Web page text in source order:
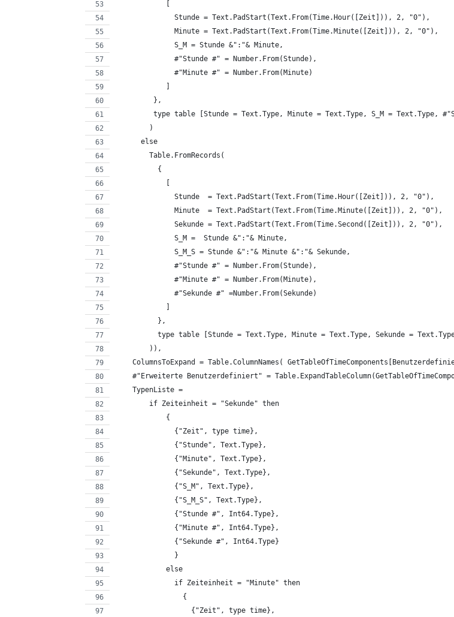
              Stunde = Text.PadStart(Text.From(Time.Hour([Zeit])), 2, "0"),
              Minute = Text.PadStart(Text.From(Time.Minute([Zeit])), 2, "0"),
              S_M = Stunde &":"& Minute,
              #"Stunde #" = Number.From(Stunde),
              #"Minute #" = Number.From(Minute)
         },
type table [Stunde = Text.Type, Minute = Text.Type, S_M = Text.Type,
        )
      else
        Table.FromRecords(
          {
              Stunde  = Text.PadStart(Text.From(Time.Hour([Zeit])), 2, "0"),
              Minute  = Text.PadStart(Text.From(Time.Minute([Zeit])), 2, "0"),
              Sekunde = Text.PadStart(Text.From(Time.Second([Zeit])), 2, "0"),
              S_M =  Stunde &":"& Minute,
              S_M_S = Stunde &":"& Minute &":"& Sekunde,
              #"Stunde #" = Number.From(Stunde),
              #"Minute #" = Number.From(Minute),
              #"Sekunde #" =Number.From(Sekunde)
          },
type table [Stunde = Text.Type, Minute = Text.Type, Sekunde =
        )),
ColumnsToExpand = Table.ColumnNames(
#"Erweiterte Benutzerdefiniert" =
    TypenListe =
        if Zeiteinheit = "Sekunde" then
            {
              {"Zeit", type time},
              {"Stunde", Text.Type},
              {"Minute", Text.Type},
              {"Sekunde", Text.Type},
              {"S_M", Text.Type},
              {"S_M_S", Text.Type},
              {"Stunde #", Int64.Type},
              {"Minute #", Int64.Type},
              {"Sekunde #", Int64.Type}
              }
            else
              if Zeiteinheit = "Minute" then
                {
                  {"Zeit", type time},